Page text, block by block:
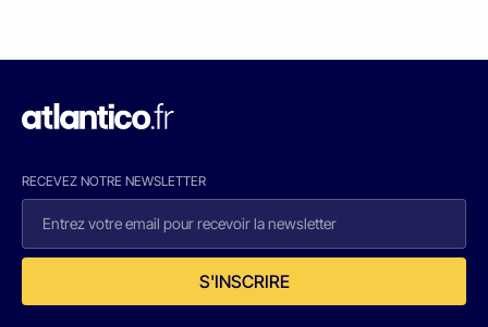
RECEVEZ NOTRE NEWSLETTER
S'INSCRIRE